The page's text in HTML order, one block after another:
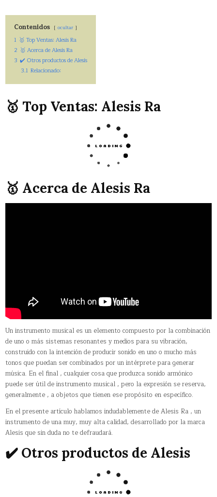
Contenidos ocultar
1 🥇 Top Ventas: Alesis Ra
2 🥇 Acerca de Alesis Ra
3 ✔️ Otros productos de Alesis
3.1 Relacionado:
🥇 Top Ventas: Alesis Ra
🥇 Acerca de Alesis Ra
Un instrumento musical es un elemento compuesto por la combinación
de uno o más sistemas resonantes y medios para su vibración,
construido con la intención de producir sonido en uno o mucho más
tonos que puedan ser combinados por un intérprete para generar
música. En el final , cualquier cosa que produzca sonido armónico
puede ser útil de instrumento musical , pero la expresión se reserva,
generalmente , a objetos que tienen ese propósito en específico.
En el presente artículo hablamos indudablemente de Alesis Ra , un
instrumento de una muy, muy alta calidad, desarrollado por la marca
Alesis que sin duda no te defraudará.
✔️ Otros productos de Alesis